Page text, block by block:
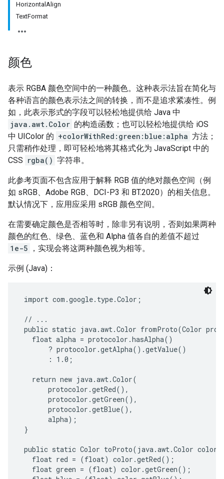
HorizontalAlign
TextFormat
颜色
表示 RGBA 颜色空间中的一种颜色。这种表示法旨在简化与
各种语言的颜色表示法之间的转换，而不是追求紧凑性。例
如，此表示形式的字段可以轻松地提供给 Java 中
java.awt.Color 的构造函数；也可以轻松地提供给 iOS
中 UIColor 的 +colorWithRed:green:blue:alpha 方法；
只需稍作处理，即可轻松地将其格式化为 JavaScript 中的
CSS rgba() 字符串。
此参考页面不包含应用于解释 RGB 值的绝对颜色空间（例
如 sRGB、Adobe RGB、DCI-P3 和 BT.2020）的相关信息。
默认情况下，应用应采用 sRGB 颜色空间。
在需要确定颜色是否相等时，除非另有说明，否则如果两种
颜色的红色、绿色、蓝色和 Alpha 值各自的差值不超过
1e-5
，实现会将这两种颜色视为相等。
示例 (Java)：
import com.google.type.Color;
// ...
public static java.awt.Color fromProto(Color
   float alpha = protocolor.hasAlpha()
       ? protocolor.getAlpha().getValue()
       : 1.0;
   return new java.awt.Color(
       protocolor.getRed(),
       protocolor.getGreen(),
       protocolor.getBlue(),
       alpha);
}
public static Color toProto(java.awt.Color
   float red = (float) color.getRed();
   float green = (float) color.getGreen();